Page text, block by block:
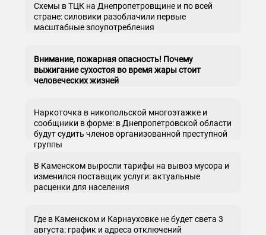
Схемы в ТЦК на Днепропетровщине и по всей
стране: силовики разоблачили первые
масштабные злоупотребления
Внимание, пожарная опасность! Почему
выжигание сухостоя во время жары стоит
человеческих жизней
Наркоточка в никопольской многоэтажке и
сообщники в форме: в Днепропетровской области
будут судить членов организованной преступной
группы
В Каменском выросли тарифы на вывоз мусора и
изменился поставщик услуги: актуальные
расценки для населения
Где в Каменском и Карнауховке не будет света 3
августа: график и адреса отключений